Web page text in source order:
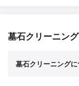
墓石クリーニン
墓石クリーニング